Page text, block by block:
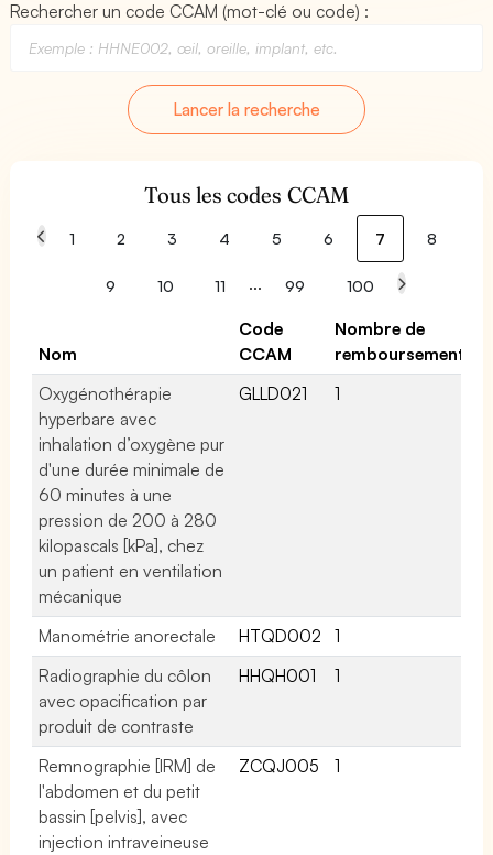
Rechercher un code CCAM (mot-clé ou code) :
Lancer la recherche
Tous les codes CCAM
1 2 3 4 5 6 7 8
9 10 11 ... 99 100
Nom
Code
CCAM
Nombre de
remboursements
Oxygénothérapie
hyperbare avec
inhalation d’oxygène pur
d'une durée minimale de
60 minutes à une
pression de 200 à 280
kilopascals [kPa], chez
un patient en ventilation
mécanique
GLLD021 1
Manométrie anorectale HTQD002
1
Radiographie du côlon
avec opacification par
produit de contraste
HHQH001 1
Remnographie [IRM] de
l'abdomen et du petit
bassin [pelvis], avec
injection intraveineuse
ZCQJ005 1